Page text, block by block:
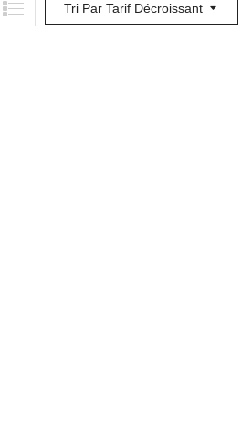
Tri Par Tarif Décroissant